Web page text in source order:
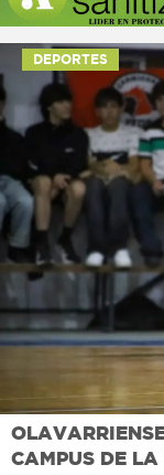
DEPORTES
CAMPUS DE LA